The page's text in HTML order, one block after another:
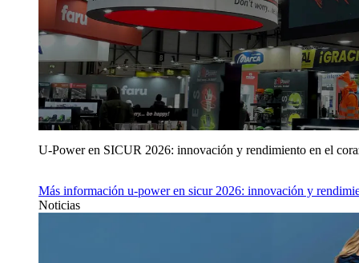
U‑Power en SICUR 2026: innovación y rendimiento en el
Más información u‑power en sicur 2026: innovación y
Noticias